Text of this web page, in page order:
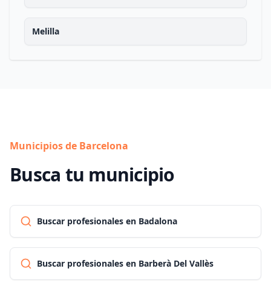
Melilla
Municipios de Barcelona
Busca tu municipio
Buscar profesionales en Badalona
Buscar profesionales en Barberà Del Vallès